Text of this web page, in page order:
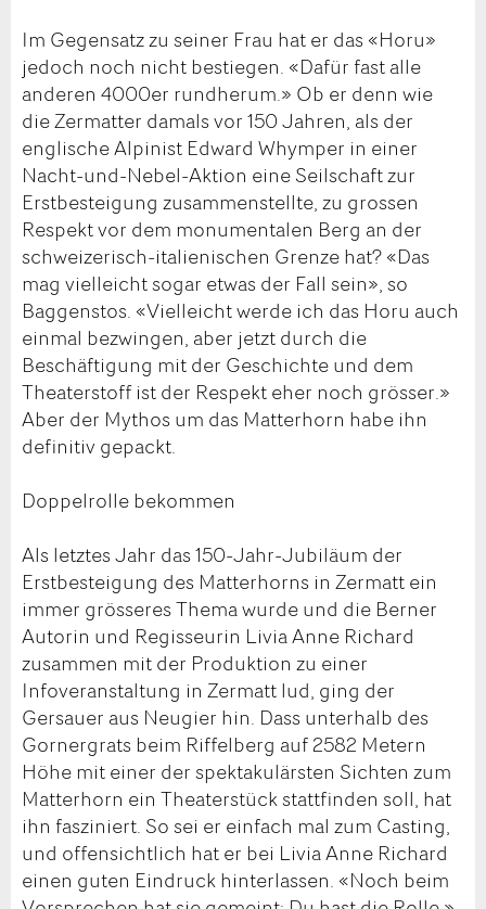
Im Gegensatz zu seiner Frau hat er das «Horu»
jedoch noch nicht bestiegen. «Dafür fast alle
anderen 4000er rundherum.» Ob er denn wie
die Zermatter damals vor 150 Jahren, als der
englische Alpinist Edward Whymper in einer
Nacht-und-Nebel-Aktion eine Seilschaft zur
Erstbesteigung zusammenstellte, zu grossen
Respekt vor dem monumentalen Berg an der
schweizerisch-italienischen Grenze hat? «Das
mag vielleicht sogar etwas der Fall sein», so
Baggenstos. «Vielleicht werde ich das Horu auch
einmal bezwingen, aber jetzt durch die
Beschäftigung mit der Geschichte und dem
Theaterstoff ist der Respekt eher noch grösser.»
Aber der Mythos um das Matterhorn habe ihn
definitiv gepackt.
Doppelrolle bekommen
Als letztes Jahr das 150-Jahr-Jubiläum der
Erstbesteigung des Matterhorns in Zermatt ein
immer grösseres Thema wurde und die Berner
Autorin und Regisseurin Livia Anne Richard
zusammen mit der Produktion zu einer
Infoveranstaltung in Zermatt lud, ging der
Gersauer aus Neugier hin. Dass unterhalb des
Gornergrats beim Riffelberg auf 2582 Metern
Höhe mit einer der spektakulärsten Sichten zum
Matterhorn ein Theaterstück stattfinden soll, hat
ihn fasziniert. So sei er einfach mal zum Casting,
und offensichtlich hat er bei Livia Anne Richard
einen guten Eindruck hinterlassen. «Noch beim